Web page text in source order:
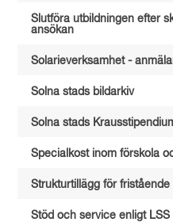
Slutföra utbildningen efter
ansökan
Solarieverksamhet -
Solna stads bildarkiv
Solna stads
Specialkost inom förskola
Strukturtillägg för
Stöd och service enligt LSS